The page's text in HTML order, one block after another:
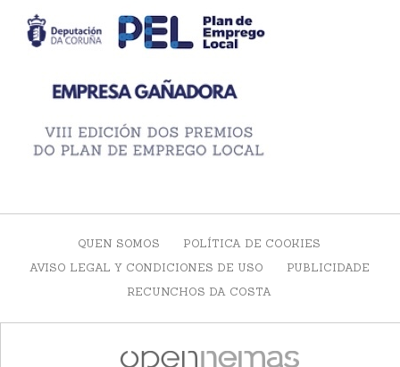
QUEN SOMOS
POLÍTICA DE COOKIES
AVISO LEGAL Y CONDICIONES DE USO
PUBLICIDADE
RECUNCHOS DA COSTA